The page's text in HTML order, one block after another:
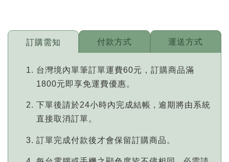
訂購需知
台灣境內單筆訂單運費60元，訂購商品滿
1800元即享免運費優惠。
下單後請於24小時內完成結帳 , 逾期將由系統
直接取消訂單。
訂單完成付款後才會保留訂購商品。
付款方式 運送方式